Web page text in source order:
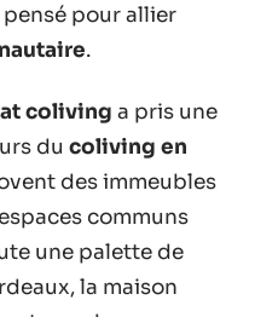
pensé pour allier
.
coliving a pris une
du coliving en
des immeubles
communs
une palette de
la maison